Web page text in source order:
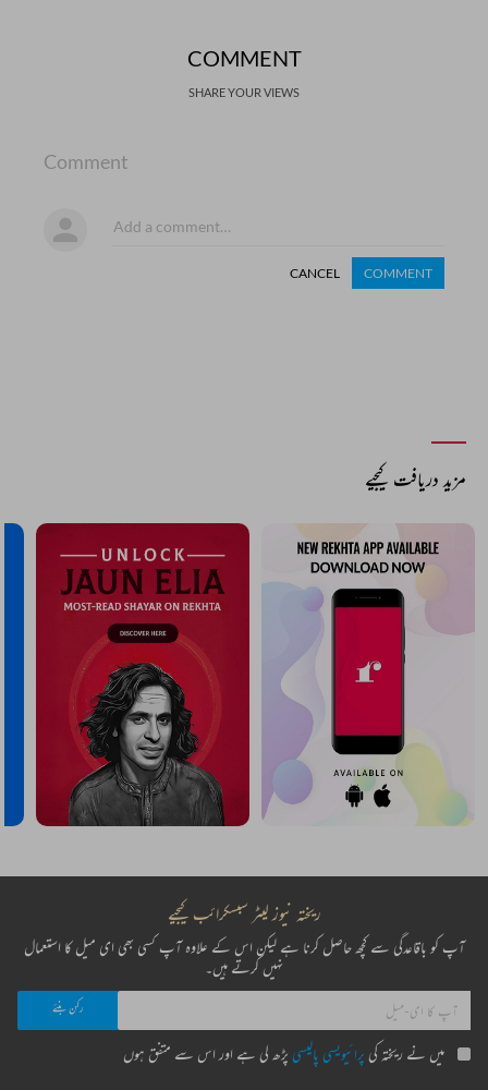
COMMENT
SHARE YOUR VIEWS
Comment
CANCEL COMMENT
مزید دریافت کیجیے
ریختہ نیوز لیٹر سبسکرائب کیجیے
آپ کو باقاعدگی سے کچھ حاصل کرنا ہے لیکن اس کے علاوہ آپ کسی بھی ای میل کا استعمال
نہیں کرتے ہیں۔
میں نے ریختہ کی پرائیویسی پالیسی پڑھ لی ہے اور اس سے متفق ہوں